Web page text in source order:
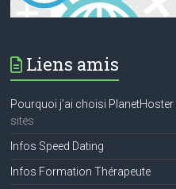
Liens amis
Pourquoi j’ai choisi PlanetHoster
sites
Infos Speed Dating
Infos Formation Thérapeute